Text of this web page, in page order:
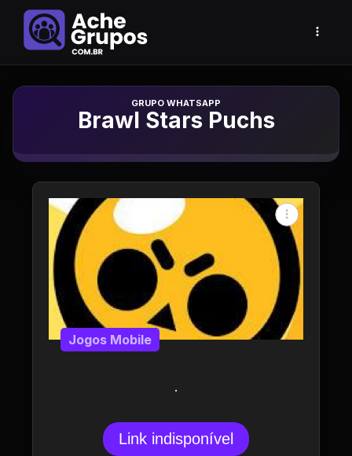
Grupo de Whatsapp
Brawl Stars Puchs
.
Jogos Mobile
Link indisponível